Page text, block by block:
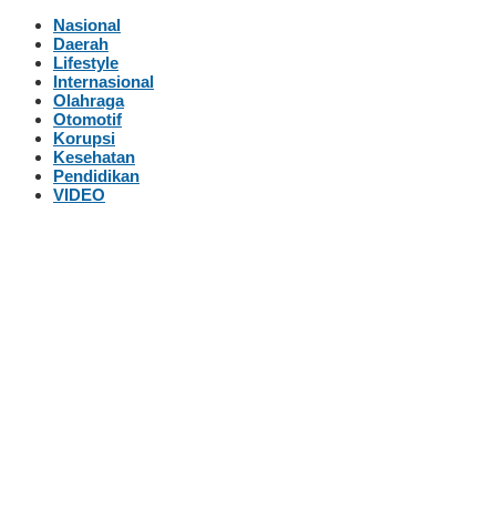
Nasional
Daerah
Lifestyle
Internasional
Olahraga
Otomotif
Korupsi
Kesehatan
Pendidikan
VIDEO